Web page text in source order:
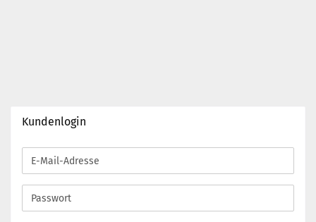
Kundenlogin
E-
Mail-
Adresse
Passwort